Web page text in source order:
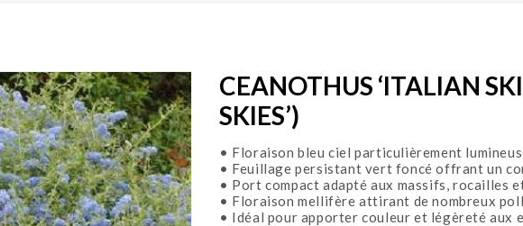
CEANOTHUS ‘ITALIAN
SKIES’)
• Floraison bleu ciel particulièrement
• Feuillage persistant vert foncé offrant un
• Port compact adapté aux massifs, rocailles
• Floraison mellifère attirant de nombreux
• Idéal pour apporter couleur et légèreté aux